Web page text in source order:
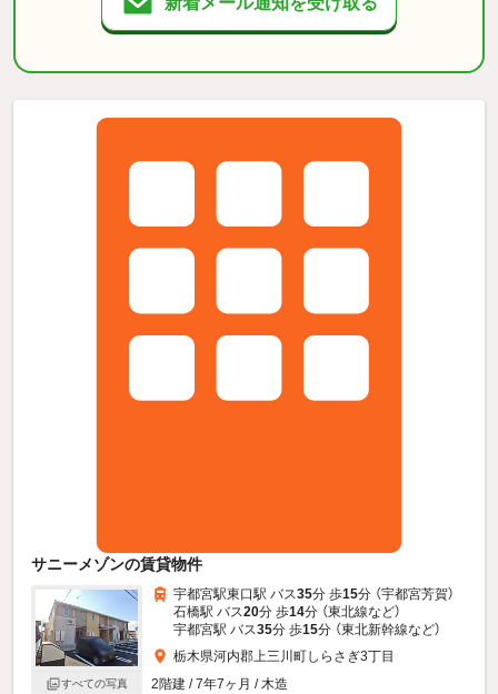
サニーメゾンの賃貸物件
すべての写真
宇都宮駅東口駅 バス35分 歩15分 （宇都宮芳賀）
石橋駅 バス20分 歩14分 （東北線など）
宇都宮駅 バス35分 歩15分 （東北新幹線など）
栃木県河内郡上三川町しらさぎ3丁目
2階建 / 7年7ヶ月 / 木造